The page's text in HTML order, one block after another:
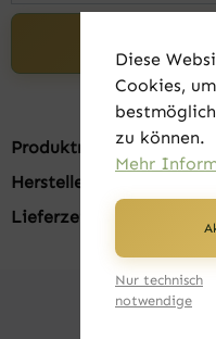
Produktnummer:
Hersteller:
Lieferzeit:
Diese
Cookies,
zu können.
Mehr
Nur technisch
notwendige